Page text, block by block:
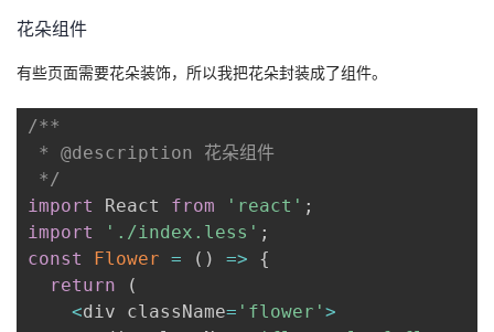
花朵组件
有些页面需要花朵装饰，所以我把花朵封装成了组件。
/**
* @description 花朵组件
*/
import
React from 'react' ;
import
'./index.less' ;
const
Flower = ( ) =>
{
return
(
<div className= 'flower' >